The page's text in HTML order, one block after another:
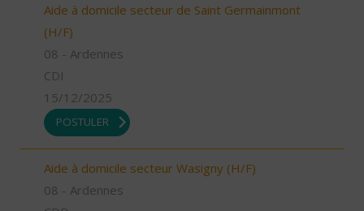
Aide à domicile secteur de Saint Germainmont
(H/F)
08 - Ardennes
CDI
15/12/2025
POSTULER
Aide à domicile secteur Wasigny (H/F)
08 - Ardennes